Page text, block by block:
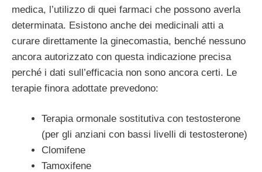
medica, l’utilizzo di quei farmaci che possono averla
determinata. Esistono anche dei medicinali atti a
curare direttamente la ginecomastia, benché nessuno
ancora autorizzato con questa indicazione precisa
perché i dati sull’efficacia non sono ancora certi. Le
terapie finora adottate prevedono:
Terapia ormonale sostitutiva con testosterone
(per gli anziani con bassi livelli di testosterone)
Clomifene
Tamoxifene